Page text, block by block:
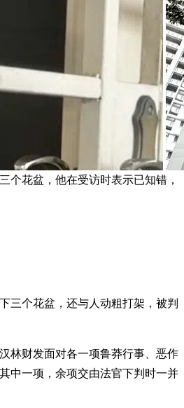
个花盆，他在受访时表示已知错，
三个花盆，还与人动粗打架，被判
林财发面对各一项鲁莽行事、恶作
中一项，余项交由法官下判时一并